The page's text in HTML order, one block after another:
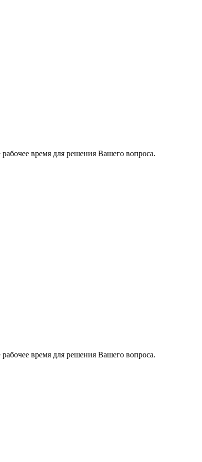
время для решения Вашего вопроса.
время для решения Вашего вопроса.